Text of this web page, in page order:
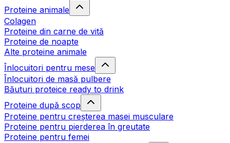
Proteine animale
Colagen
Proteine din carne de vită
Proteine de noapte
Alte proteine animale
Înlocuitori pentru mese
Înlocuitori de masă pulbere
Băuturi proteice ready to drink
Proteine după scop
Proteine pentru creșterea masei musculare
Proteine pentru pierderea în greutate
Proteine pentru femei